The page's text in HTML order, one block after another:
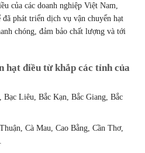
của các doanh nghiệp Việt Nam,
phát triển dịch vụ vận chuyển hạt
chóng, đảm bảo chất lượng và tới
hạt điều từ khắp các tỉnh của
Liêu, Bắc Kạn, Bắc Giang, Bắc
Cà Mau, Cao Bằng, Cần Thơ,